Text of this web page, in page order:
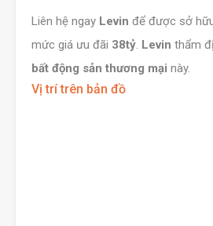
Liên hệ ngay Levin để được sở
mức giá ưu đãi 38tỷ. Levin thẩm
bất động sản thương mại này.
Vị trí trên bản đồ